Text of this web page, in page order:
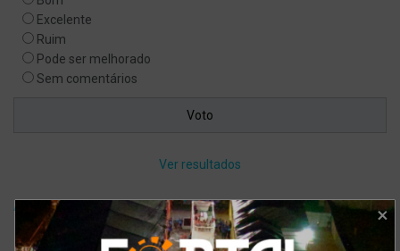
Excelente
Ruim
Pode ser melhorado
Sem comentários
Ver resultados
Arquivo de enquete